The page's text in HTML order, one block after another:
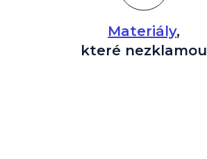
Materiály,
které nezklamou